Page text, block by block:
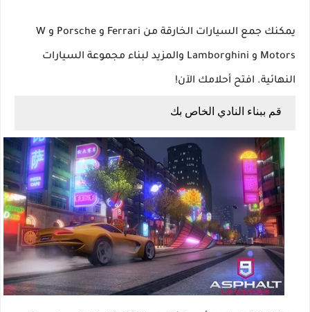
يمكنك جمع السيارات الخارقة من Ferrari و Porsche و W
Motors و Lamborghini والمزيد لبناء مجموعة السيارات
النهائية. افتح أحلامك الآن!
قم ببناء النادي الخاص بك